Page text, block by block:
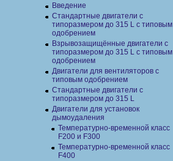
Введение
Cтандартные двигатели с
типоразмером до 315 L с типовым
одобрением
Взрывозащищённые двигатели с
типоразмером до 315 L с типовым
одобрением
Двигатели для вентиляторов с
типовым одобрением
Стандартные двигатели с
типоразмером до 315 L
Двигатели для установок
дымоудаления
Температурно-временной класс
F200 и F300
Температурно-временной класс
F400